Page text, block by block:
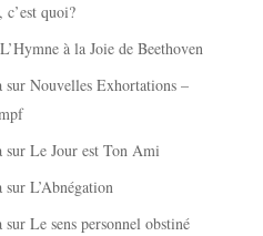
c’est quoi?
L’Hymne à la Joie de Beethoven
surNouvelles Exhortations –
surLe Jour est Ton Ami
surL’Abnégation
surLe sens personnel obstiné